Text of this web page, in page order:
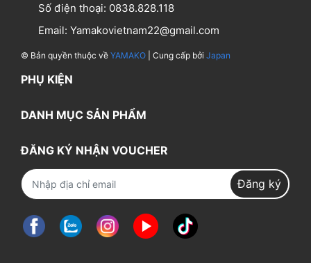
Số điện thoại: 0838.828.118
Email: Yamakovietnam22@gmail.com
© Bản quyền thuộc về YAMAKO | Cung cấp bởi Japan
PHỤ KIỆN
DANH MỤC SẢN PHẨM
ĐĂNG KÝ NHẬN VOUCHER
Đăng ký